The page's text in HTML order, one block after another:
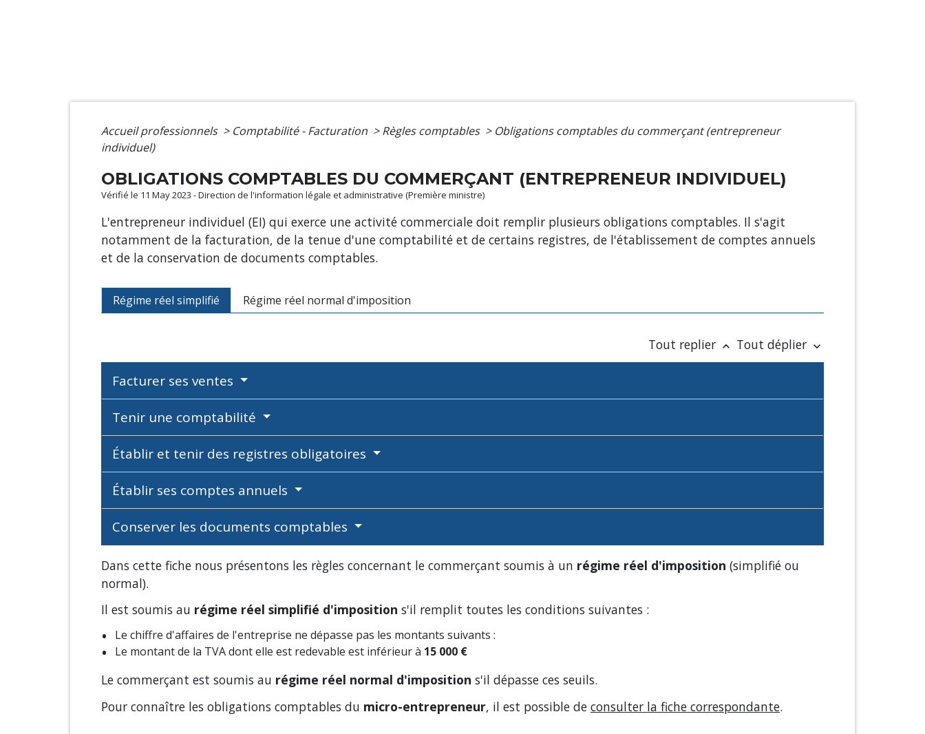
Accueil professionnels > Comptabilité - Facturation > Règles comptables > Obligations comptables du commerçant (entrepreneur
individuel)
OBLIGATIONS COMPTABLES DU COMMERÇANT (ENTREPRENEUR INDIVIDUEL)
Vérifié le 11 May 2023 - Direction de l'information légale et administrative (Première ministre)
L'entrepreneur individuel (EI) qui exerce une activité commerciale doit remplir plusieurs obligations comptables. Il s'agit
notamment de la facturation, de la tenue d'une comptabilité et de certains registres, de l'établissement de comptes annuels
et de la conservation de documents comptables.
Régime réel simplifié Régime réel normal d'imposition
Tout replier keyboard_arrow_up Tout déplier keyboard_arrow_down
Facturer ses ventes
Tenir une comptabilité
Établir et tenir des registres obligatoires
Établir ses comptes annuels
Conserver les documents comptables
Dans cette fiche nous présentons les règles concernant le commerçant soumis à un régime réel d'imposition (simplifié ou
normal).
Il est soumis au régime réel simplifié d'imposition s'il remplit toutes les conditions suivantes :
Le chiffre d'affaires de l'entreprise ne dépasse pas les montants suivants :
Le montant de la TVA dont elle est redevable est inférieur à 15 000 €
Le commerçant est soumis au régime réel normal d'imposition s'il dépasse ces seuils.
Pour connaître les obligations comptables du micro-entrepreneur, il est possible de consulter la fiche correspondante.